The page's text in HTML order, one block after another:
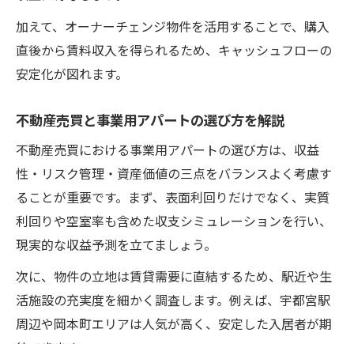
加えて、オーナーチェンジ物件を活用することで、購入
直後から賃料収入を得られるため、キャッシュフローの
安定化が図れます。
不動産売買と事業用アパートの選び方を解説
不動産売買における事業用アパートの選び方は、収益
性・リスク管理・資産価値の三点をバランスよく考慮す
ることが重要です。まず、表面利回りだけでなく、実質
利回りや空室率も含めた収支シミュレーションを行い、
現実的な収益予測を立てましょう。
次に、物件の立地は賃貸需要に直結するため、駅近や生
活施設の充実度を細かく調査します。例えば、宇都宮駅
周辺や岡本町エリアは人気が高く、安定した入居者が期